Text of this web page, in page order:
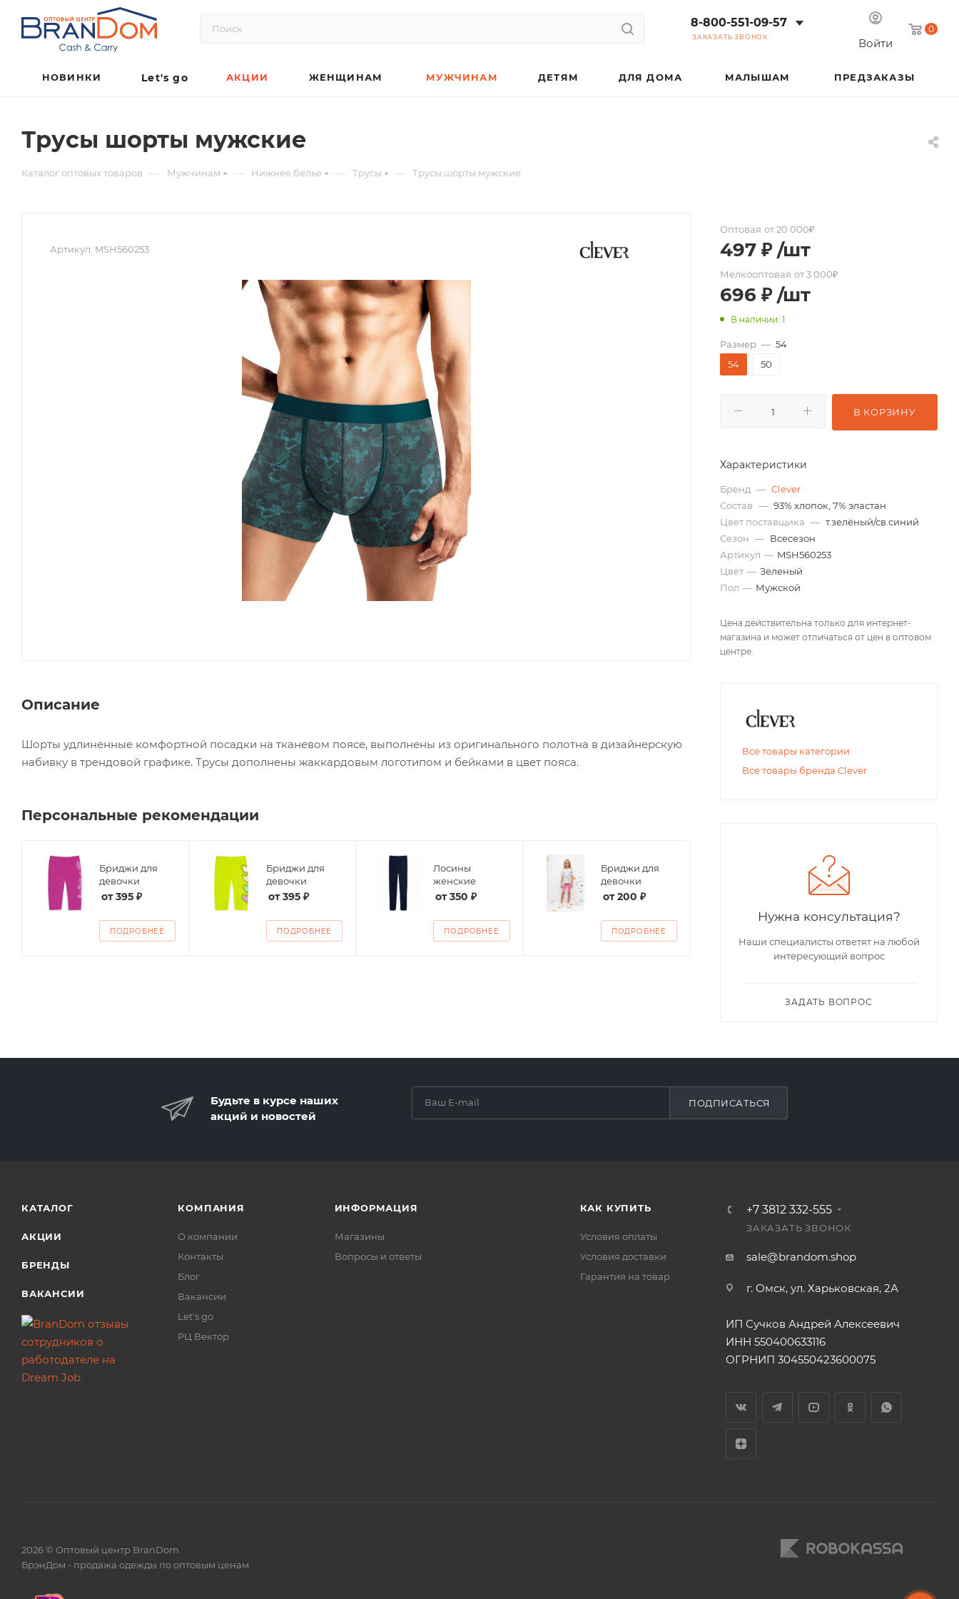
0
Войти
8-800-551-09-57
ЗАКАЗАТЬ ЗВОНОК
НОВИНКИ Let's go АКЦИИ ЖЕНЩИНАМ МУЖЧИНАМ ДЕТЯМ ДЛЯ ДОМА МАЛЫШАМ ПРЕДЗАКАЗЫ
Трусы шорты мужские
Каталог оптовых товаров — Мужчинам — Нижнее белье — Трусы — Трусы шорты мужские
Артикул: MSH560253
Описание
Шорты удлиненные комфортной посадки на тканевом поясе, выполнены из оригинального полотна в дизайнерскую
набивку в трендовой графике. Трусы дополнены жаккардовым логотипом и бейками в цвет пояса.
Персональные рекомендации
Бриджи для
девочки
от395 ₽
ПОДРОБНЕЕ
Бриджи для
девочки
от395 ₽
ПОДРОБНЕЕ
Лосины
женские
от350 ₽
ПОДРОБНЕЕ
Бриджи для
девочки
от200 ₽
ПОДРОБНЕЕ
Футболка поло
200 ₽
Оптовая от 20 000₽
497 ₽ /шт
Мелкооптовая от 3 000₽
696 ₽ /шт
В наличии: 1
Размер — 54
54
50
В КОРЗИНУ
Характеристики
Бренд — Clever
Состав — 93% хлопок, 7% эластан
Цвет поставщика — т.зелёный/св.синий
Сезон — Всесезон
Артикул — MSH560253
Цвет — Зеленый
Пол — Мужской
Цена действительна только для интернет-
магазина и может отличаться от цен в оптовом
центре.
Все товары категории
Все товары бренда Clever
Нужна консультация?
Наши специалисты ответят на любой
интересующий вопрос
ЗАДАТЬ ВОПРОС
Будьте в курсе наших
акций и новостей
ПОДПИСАТЬСЯ
КАТАЛОГ
АКЦИИ
БРЕНДЫ
ВАКАНСИИ
КОМПАНИЯ
О компании
Контакты
Блог
Вакансии
Let's go
РЦ Вектор
ИНФОРМАЦИЯ
Магазины
Вопросы и ответы
КАК КУПИТЬ
Условия оплаты
Условия доставки
Гарантия на товар
+7 3812 332-555
ЗАКАЗАТЬ ЗВОНОК
sale@brandom.shop
г. Омск, ул. Харьковская, 2А
ИП Сучков Андрей Алексеевич
ИНН 550400633116
ОГРНИП 304550423600075
2026 © Оптовый центр BranDom
БрэнДом - продажа одежды по оптовым ценам